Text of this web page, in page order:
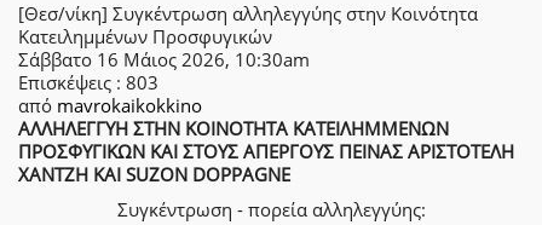
[Θεσ/νίκη] Συγκέντρωση αλληλεγγύης στην Κοινότητα
Κατειλημμένων Προσφυγικών
Σάββατο 16 Μάιος 2026, 10:30am
Επισκέψεις : 803
από mavrokaikokkino
ΑΛΛΗΛΕΓΓΥΗ ΣΤΗΝ ΚΟΙΝΟΤΗΤΑ ΚΑΤΕΙΛΗΜΜΕΝΩΝ
ΠΡΟΣΦΥΓΙΚΩΝ ΚΑΙ ΣΤΟΥΣ ΑΠΕΡΓΟΥΣ ΠΕΙΝΑΣ ΑΡΙΣΤΟΤΕΛΗ
ΧΑΝΤΖΗ ΚΑΙ SUZON DOPPAGNE
Συγκέντρωση - πορεία αλληλεγγύης: